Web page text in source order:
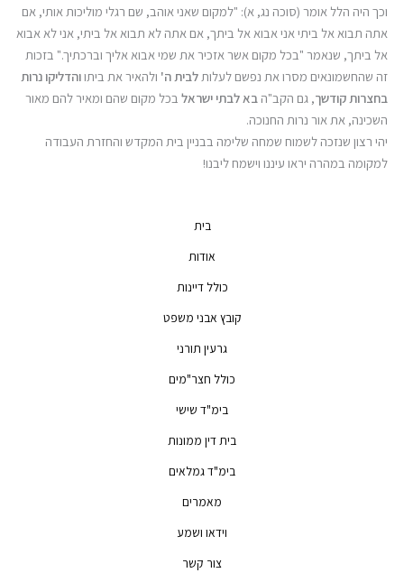
וכך היה הלל אומר (סוכה נג, א): "למקום שאני אוהב, שם רגלי מוליכות אותי, אם
אתה תבוא אל ביתי אני אבוא אל ביתך, אם אתה לא תבוא אל ביתי, אני לא אבוא
אל ביתך, שנאמר "בכל מקום אשר אזכיר את שמי אבוא אליך וברכתיך." בזכות
זה שהחשמונאים מסרו את נפשם לעלותלביתה' ולהאיר את ביתווהדליקו נרות
בחצרות קודשך, גם הקב"ה בא לבתי ישראלבכל מקום שהם ומאיר להם מאור
השכינה, את אור נרות החנוכה.
יהי רצון שנזכה לשמוח שמחה שלימה בבניין בית המקדש והחזרת העבודה
למקומה במהרה יראו עיננו וישמח ליבנו!
בית
אודות
כולל דיינות
קובץ אבני משפט
גרעין תורני
כולל חצר"מים
בימ"ד שישי
בית דין ממונות
בימ"ד גמלאים
מאמרים
וידאו ושמע
צור קשר